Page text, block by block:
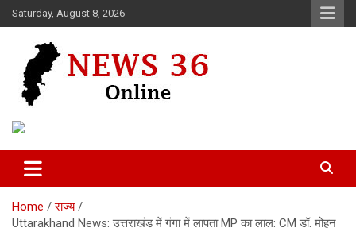
Skip
to
Saturday, August 8, 2026
News 36
Home
राज्य
Uttarakhand News: उत्तराखंड में गंगा में लापता MP का लाल: CM डॉ. मोहन